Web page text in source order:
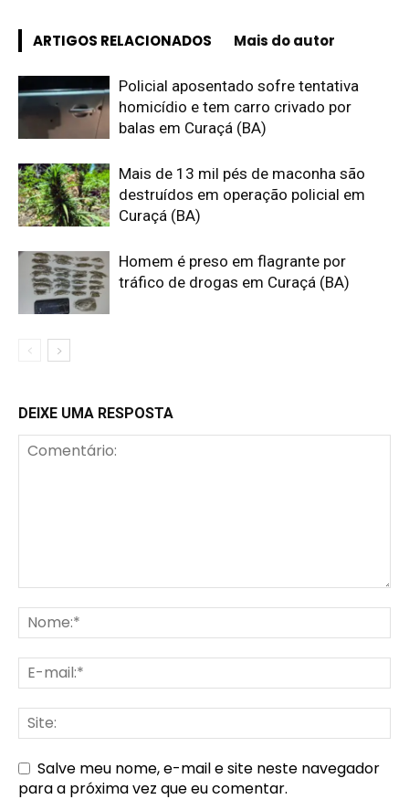
ARTIGOS RELACIONADOS Mais do autor
Policial aposentado sofre tentativa
homicídio e tem carro crivado por
balas em Curaçá (BA)
Mais de 13 mil pés de maconha são
destruídos em operação policial em
Curaçá (BA)
Homem é preso em flagrante por
tráfico de drogas em Curaçá (BA)
DEIXE UMA RESPOSTA
Salve meu nome, e-mail e site neste navegador
para a próxima vez que eu comentar.